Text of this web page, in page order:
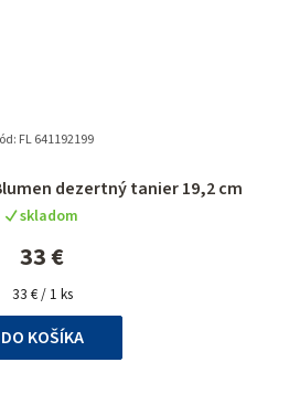
dezertný tanier 19,2 cm
skladom
33 €
Jednotková
cena:
33 € / 1 ks
DO KOŠÍKA
FL 641192199